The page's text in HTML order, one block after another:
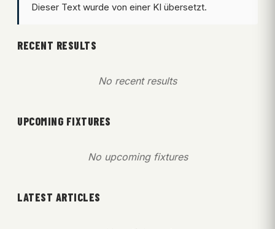
Dieser Text wurde von einer KI übersetzt.
RECENT RESULTS
No recent results
UPCOMING FIXTURES
No upcoming fixtures
LATEST ARTICLES